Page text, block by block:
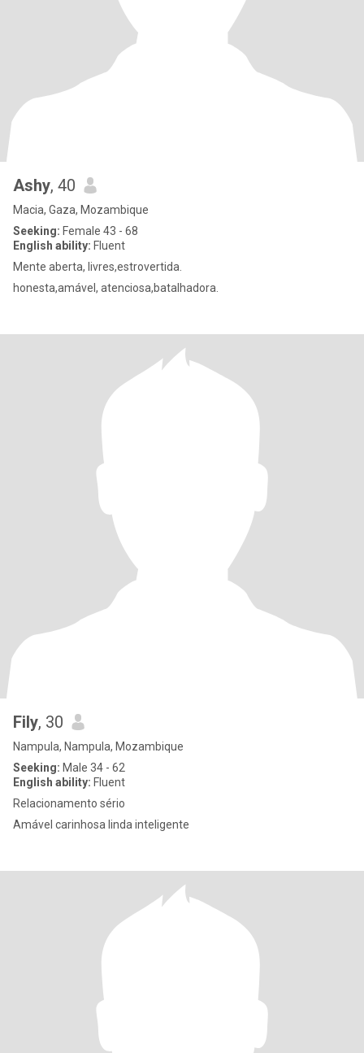
Ashy, 40
Macia, Gaza, Mozambique
Seeking: Female 43 - 68
English ability: Fluent
Mente aberta, livres,estrovertida.
honesta,amável, atenciosa,batalhadora.
Fily, 30
Nampula, Nampula, Mozambique
Seeking: Male 34 - 62
English ability: Fluent
Relacionamento sério
Amável carinhosa linda inteligente